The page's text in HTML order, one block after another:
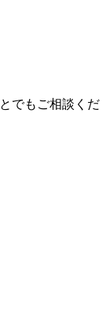
でもご相談くだ